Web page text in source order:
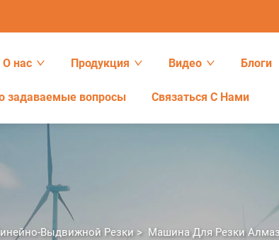
О нас Продукция Видео Блоги
задаваемые вопросы Связаться С Нами
Выдвижной Резки> Машина Для Резки